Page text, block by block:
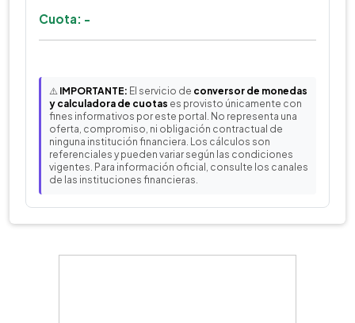
Cuota: -
⚠️ IMPORTANTE: El servicio de conversor de monedas
y calculadora de cuotas es provisto únicamente con
fines informativos por este portal. No representa una
oferta, compromiso, ni obligación contractual de
ninguna institución financiera. Los cálculos son
referenciales y pueden variar según las condiciones
vigentes. Para información oficial, consulte los canales
de las instituciones financieras.